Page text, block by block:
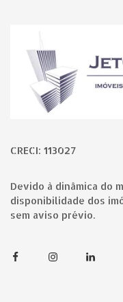
CRECI: 113027
Devido à dinâmica do
disponibilidade dos
sem aviso prévio.
FacebookInstagramLinkedin